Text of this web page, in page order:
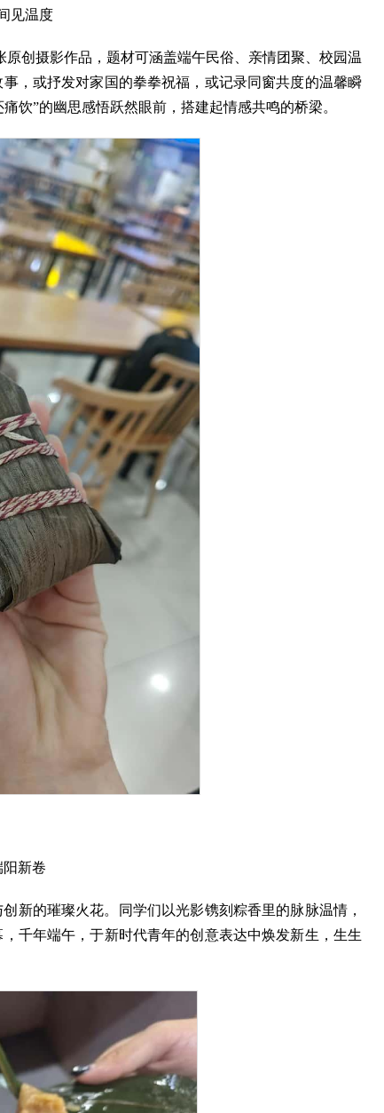
见温度
创摄影作品，题材可涵盖端午民俗、亲情团聚、校园温
，或抒发对家国的拳拳祝福，或记录同窗共度的温馨瞬
饮”的幽思感悟跃然眼前，搭建起情感共鸣的桥梁。
新卷
新的璀璨火花。同学们以光影镌刻粽香里的脉脉温情，
千年端午，于新时代青年的创意表达中焕发新生，生生